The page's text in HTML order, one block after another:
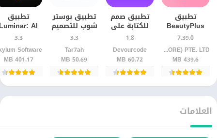
تطبيق
BeautyPlus
للرتوش
والفلاتر على
الهاتف
7.39.0
PIXOCIAL TECHNOLOGY (SINGAPORE) PTE. LTD.
439.6 MB
تطبيق صمم
للكتابة على
الصور
والتصميم
للأندرويد –
محرر صور
احترافي
1.8
Devourcode
60.72 MB
تطبيق بوستر
شوب للتصميم
والكتابة على
الصور –
للأندرويد
3.3
Tar7ah
50.69 MB
تطبيق
AI
Editor
للأندرويد
إصدار
3.3
Software
401.17 MB
العلامات